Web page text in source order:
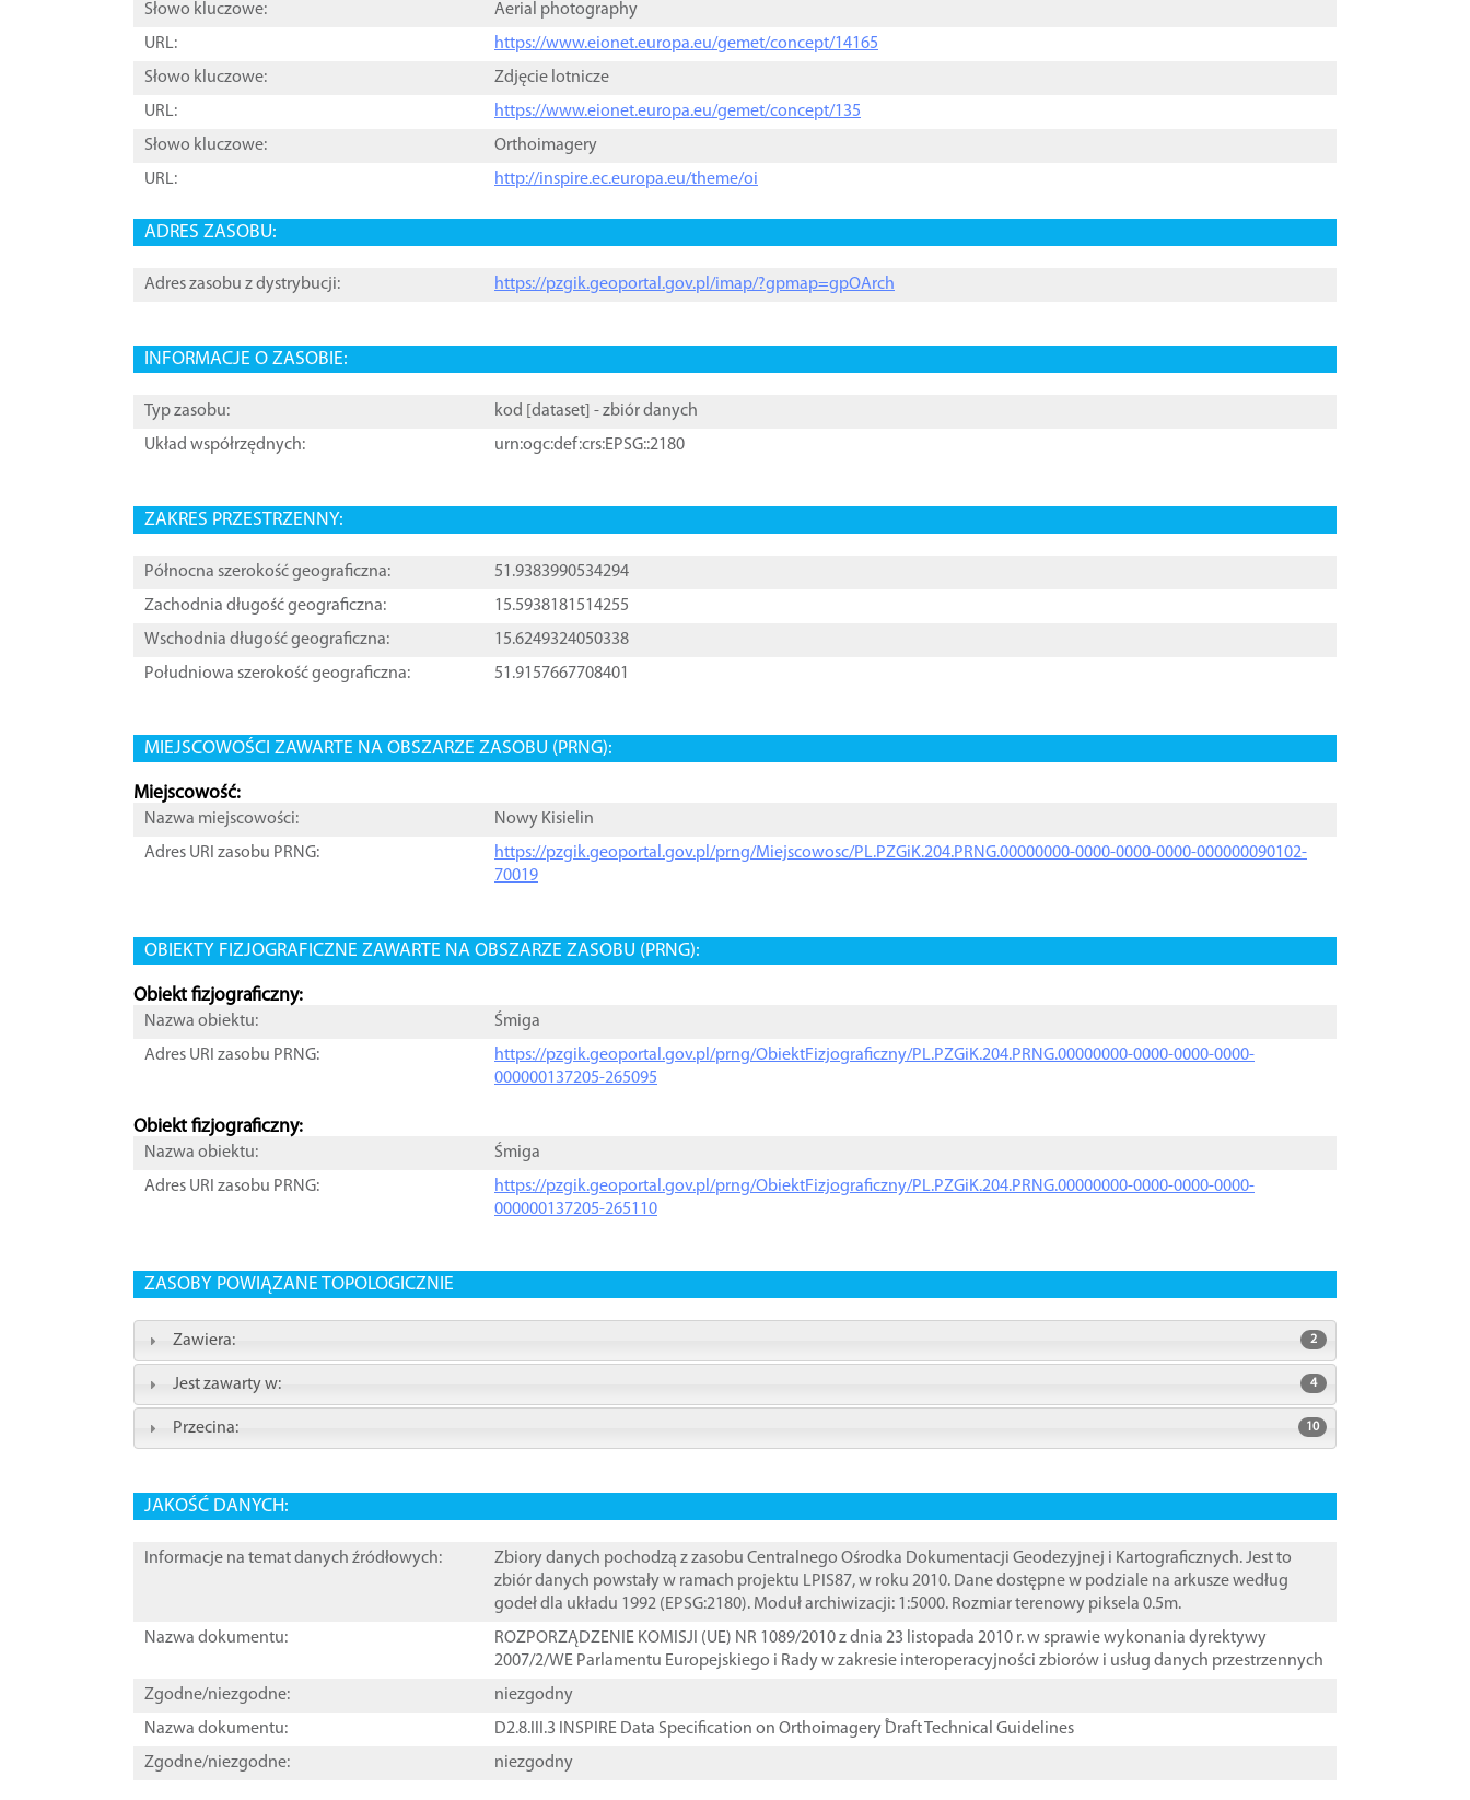
Słowo kluczowe:
Aerial photography
URL:
https://www.eionet.europa.eu/gemet/concept/14165
Słowo kluczowe:
Zdjęcie lotnicze
URL:
https://www.eionet.europa.eu/gemet/concept/135
Słowo kluczowe:
Orthoimagery
URL:
http://inspire.ec.europa.eu/theme/oi
ADRES ZASOBU:
Adres zasobu z dystrybucji: https://pzgik.geoportal.gov.pl/imap/?gpmap=gpOArch
INFORMACJE O ZASOBIE:
Typ zasobu: kod [ dataset ] - zbiór danych
Układ współrzędnych:
urn:ogc:def:crs:EPSG::2180
ZAKRES PRZESTRZENNY:
Północna szerokość geograficzna:
51.9383990534294
Zachodnia długość geograficzna:
15.5938181514255
Wschodnia długość geograficzna:
15.6249324050338
Południowa szerokość geograficzna:
51.9157667708401
MIEJSCOWOŚCI ZAWARTE NA OBSZARZE ZASOBU (PRNG):
Miejscowość:
Nazwa miejscowości:
Nowy Kisielin
Adres URI zasobu PRNG:
https://pzgik.geoportal.gov.pl/prng/Miejscowosc/PL.PZGiK.204.PRNG.00000000-0000-0000-0000-000000090102-
70019
OBIEKTY FIZJOGRAFICZNE ZAWARTE NA OBSZARZE ZASOBU (PRNG):
Obiekt fizjograficzny:
Nazwa obiektu:
Śmiga
Adres URI zasobu PRNG:
https://pzgik.geoportal.gov.pl/prng/ObiektFizjograficzny/PL.PZGiK.204.PRNG.00000000-0000-0000-0000-
000000137205-265095
Obiekt fizjograficzny:
Nazwa obiektu:
Śmiga
Adres URI zasobu PRNG:
https://pzgik.geoportal.gov.pl/prng/ObiektFizjograficzny/PL.PZGiK.204.PRNG.00000000-0000-0000-0000-
000000137205-265110
ZASOBY POWIĄZANE TOPOLOGICZNIE
Zawiera: 2
Jest zawarty w: 4
Przecina: 10
JAKOŚĆ DANYCH:
Informacje na temat danych źródłowych:
Zbiory danych pochodzą z zasobu Centralnego Ośrodka Dokumentacji Geodezyjnej i Kartograficznych. Jest to
zbiór danych powstały w ramach projektu LPIS87, w roku 2010. Dane dostępne w podziale na arkusze według
godeł dla układu 1992 (EPSG:2180). Moduł archiwizacji: 1:5000. Rozmiar terenowy piksela 0.5m.
Nazwa dokumentu:
ROZPORZĄDZENIE KOMISJI (UE) NR 1089/2010 z dnia 23 listopada 2010 r. w sprawie wykonania dyrektywy
2007/2/WE Parlamentu Europejskiego i Rady w zakresie interoperacyjności zbiorów i usług danych przestrzennych
Zgodne/niezgodne:
niezgodny
Nazwa dokumentu:
D2.8.III.3 INSPIRE Data Specification on Orthoimagery ֠Draft Technical Guidelines
Zgodne/niezgodne:
niezgodny